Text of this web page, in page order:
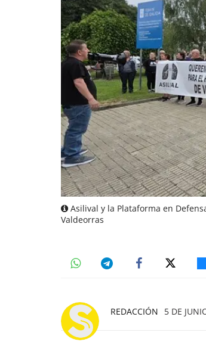
Asilival y la Plataforma en
Valdeorras
REDACCIÓN 5 DE